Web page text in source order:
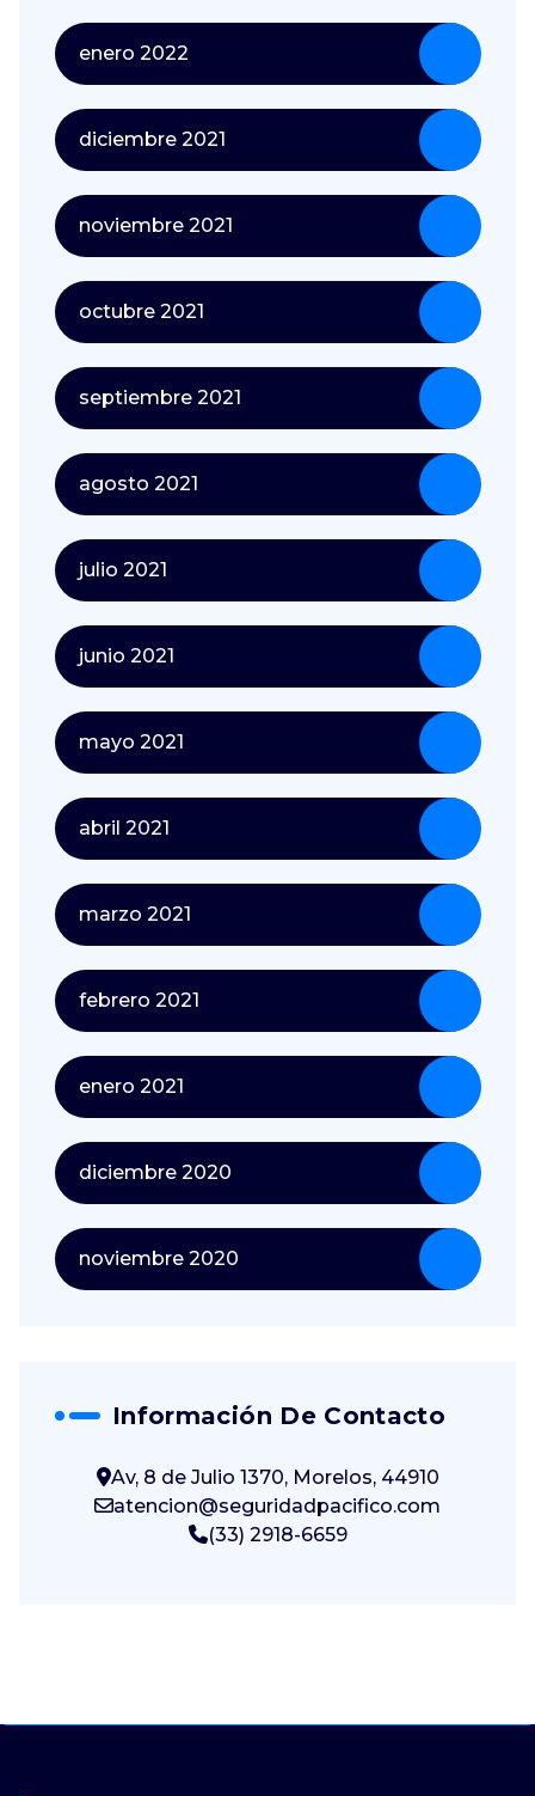
enero 2022
diciembre 2021
noviembre 2021
octubre 2021
septiembre 2021
agosto 2021
julio 2021
junio 2021
mayo 2021
abril 2021
marzo 2021
febrero 2021
enero 2021
diciembre 2020
noviembre 2020
Información De Contacto
Av, 8 de Julio 1370, Morelos, 44910
atencion@seguridadpacifico.com
(33) 2918-6659